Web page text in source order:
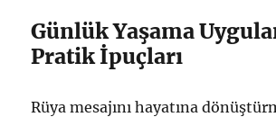
Günlük Yaşama
Pratik İpuçları
Rüya mesajını hayatına